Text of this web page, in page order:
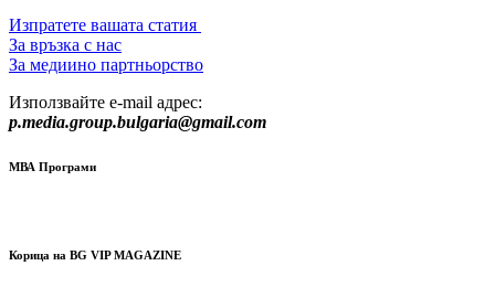
Изпратете вашата статия
За връзка с нас
За медиино партньорство
Използвайте e-mail адрес:
p.media.group.bulgaria@gmail.com
МВА Програми
Корица на BG VIP MAGAZINE